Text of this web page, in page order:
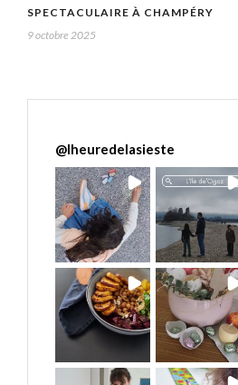
SPECTACULAIRE À CHAMPÉRY
9 octobre 2025
@lheuredelasieste